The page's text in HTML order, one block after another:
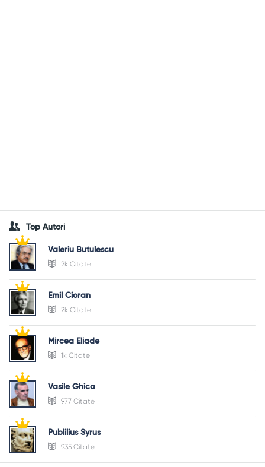
Top Autori
Valeriu Butulescu
2k Citate
Emil Cioran
2k Citate
Mircea Eliade
1k Citate
Vasile Ghica
977 Citate
Publilius Syrus
935 Citate